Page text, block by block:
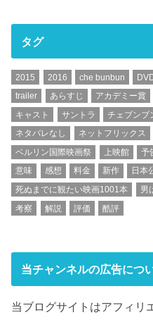
タグ
2015 2016 che bunbun
trailer
あらすじ アカデミー賞
キャスト
サントラ チェブンブ
ネタバレなし
ネットフリックス
ベルリン国際映画祭
上映館 予
意味
感想 料金 新作 日本
死ぬまでに観たい映画1001本
男
考察
解説 評価 酷評
当チャンネルの広告につ
当ブログサイトはアフィリ